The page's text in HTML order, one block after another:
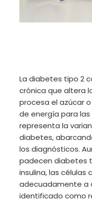
La diabetes tipo 2
crónica que altera
procesa el azúcar
de energía para
representa la
diabetes,
los diagnósticos.
padecen diabetes
insulina, las células
adecuadamente a
identificado como